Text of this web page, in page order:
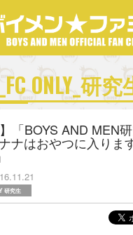
ONLY_研究
】「BOYS AND MEN
ナはおやつに入りま
研究生